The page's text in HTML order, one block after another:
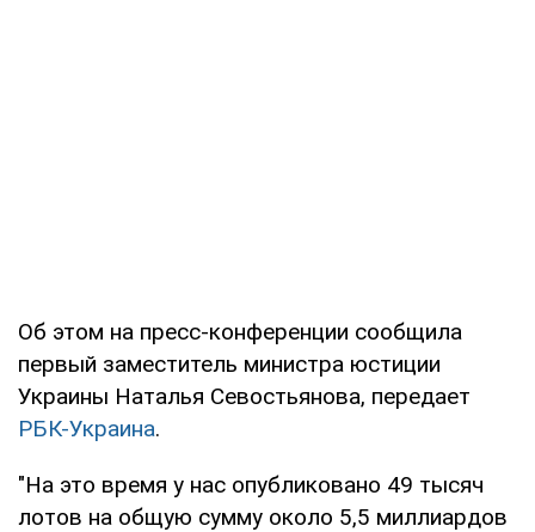
Об этом на пресс-конференции сообщила
первый заместитель министра юстиции
Украины Наталья Севостьянова, передает
РБК-Украина.
"На это время у нас опубликовано 49 тысяч
лотов на общую сумму около 5,5 миллиардов